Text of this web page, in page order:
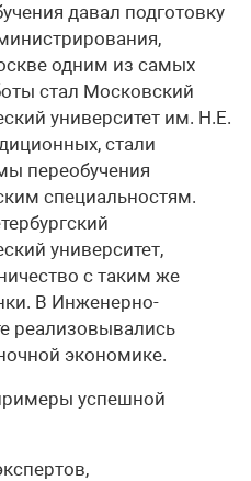
давал подготовку
одним из самых
стал Московский
университет им. Н.Е.
стали
переобучения
специальностям.
университет,
с таким же
В Инженерно-
реализовывались
экономике.
успешной